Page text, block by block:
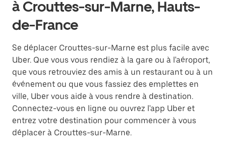
à Crouttes-sur-Marne, Hauts-
de-France
Se déplacer Crouttes-sur-Marne est plus facile avec
Uber. Que vous vous rendiez à la gare ou à l'aéroport,
que vous retrouviez des amis à un restaurant ou à un
événement ou que vous fassiez des emplettes en
ville, Uber vous aide à vous rendre à destination.
Connectez-vous en ligne ou ouvrez l'app Uber et
entrez votre destination pour commencer à vous
déplacer à Crouttes-sur-Marne.